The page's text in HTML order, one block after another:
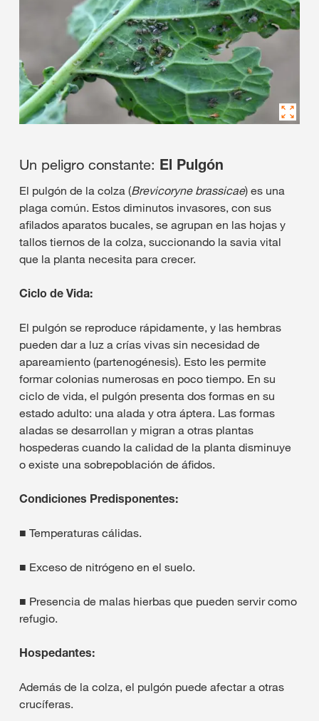
Un peligro constante: El Pulgón
El pulgón de la colza (Brevicoryne brassicae) es una
plaga común. Estos diminutos invasores, con sus
afilados aparatos bucales, se agrupan en las hojas y
tallos tiernos de la colza, succionando la savia vital
que la planta necesita para crecer.
Ciclo de Vida:
El pulgón se reproduce rápidamente, y las hembras
pueden dar a luz a crías vivas sin necesidad de
apareamiento (partenogénesis). Esto les permite
formar colonias numerosas en poco tiempo. En su
ciclo de vida, el pulgón presenta dos formas en su
estado adulto: una alada y otra áptera. Las formas
aladas se desarrollan y migran a otras plantas
hospederas cuando la calidad de la planta disminuye
o existe una sobrepoblación de áfidos.
Condiciones Predisponentes:
■ Temperaturas cálidas.
■ Exceso de nitrógeno en el suelo.
■ Presencia de malas hierbas que pueden servir como
refugio.
Hospedantes:
Además de la colza, el pulgón puede afectar a otras
crucíferas.